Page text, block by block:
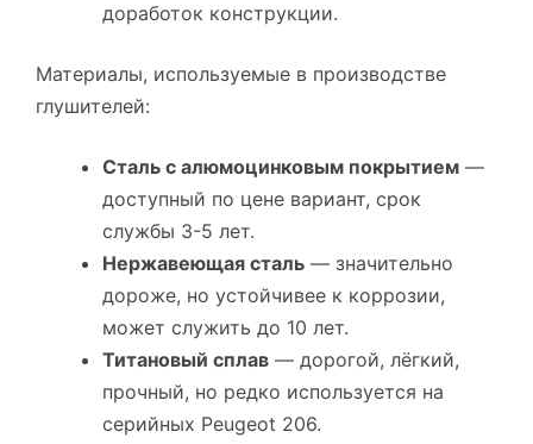
доработок конструкции.
Материалы, используемые в производстве
глушителей:
Сталь с алюмоцинковым покрытием —
доступный по цене вариант, срок
службы 3-5 лет.
Нержавеющая сталь — значительно
дороже, но устойчивее к коррозии,
может служить до 10 лет.
Титановый сплав — дорогой, лёгкий,
прочный, но редко используется на
серийных Peugeot 206.